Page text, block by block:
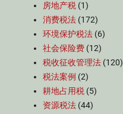
房地产税 (1)
消费税法 (172)
环境保护税法 (6)
社会保险费 (12)
税收征收管理法 (120)
税法案例 (2)
耕地占用税 (5)
资源税法 (44)